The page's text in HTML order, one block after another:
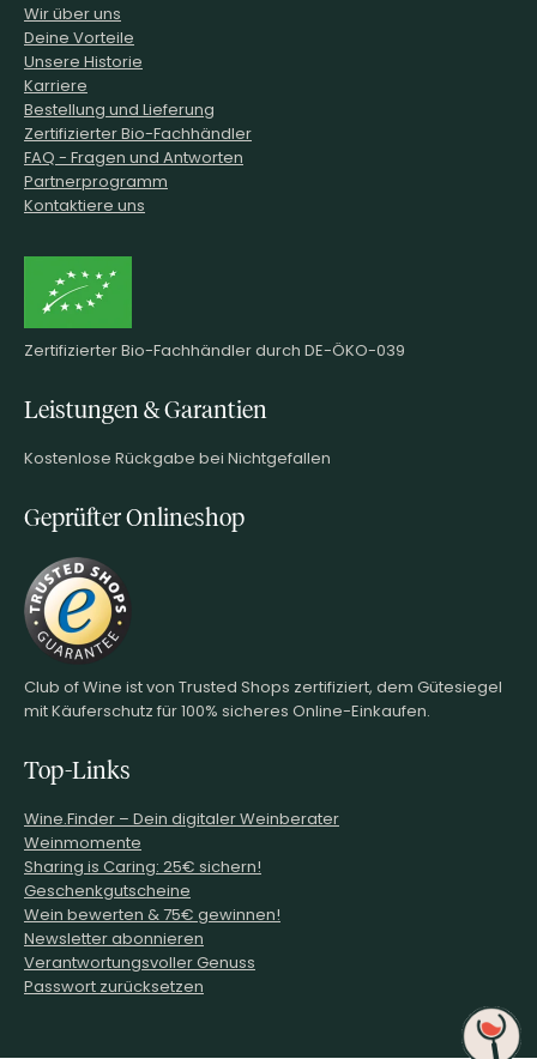
Wir über uns
Deine Vorteile
Unsere Historie
Karriere
Bestellung und Lieferung
Zertifizierter Bio-Fachhändler
FAQ - Fragen und Antworten
Partnerprogramm
Kontaktiere uns
Zertifizierter Bio-Fachhändler durch DE-ÖKO-039
Leistungen & Garantien
Kostenlose Rückgabe bei Nichtgefallen
Geprüfter Onlineshop
Club of Wine ist von Trusted Shops zertifiziert, dem Gütesiegel
mit Käuferschutz für 100% sicheres Online-Einkaufen.
Top-Links
Wine.Finder – Dein digitaler Weinberater
Weinmomente
Sharing is Caring: 25€ sichern!
Geschenkgutscheine
Wein bewerten & 75€ gewinnen!
Newsletter abonnieren
Verantwortungsvoller Genuss
Passwort zurücksetzen